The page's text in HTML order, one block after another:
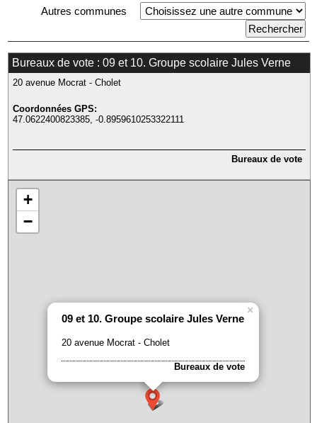
Autres communes
Bureaux de vote : 09 et 10. Groupe scolaire Jules Verne
20 avenue Mocrat - Cholet
Coordonnées GPS:
47.0622400823385, -0.8959610253322111
Bureaux de vote
09 et 10. Groupe scolaire Jules Verne
20 avenue Mocrat - Cholet
Bureaux de vote
×
+
−